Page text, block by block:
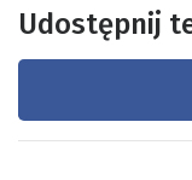
Udostępnij